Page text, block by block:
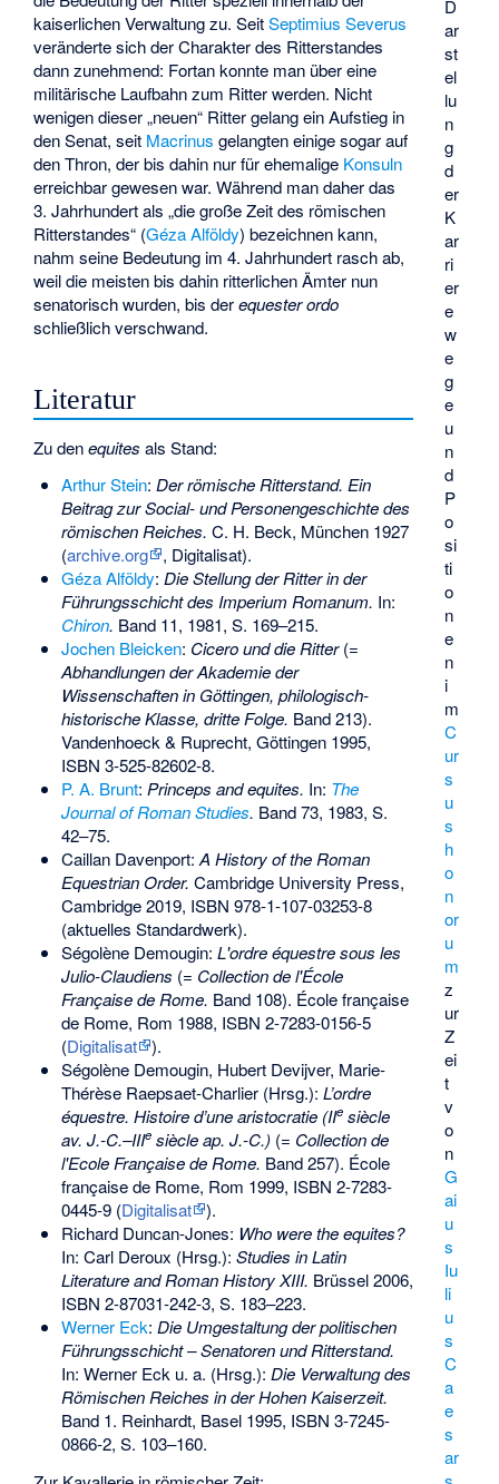
D
ar
st
el
lu
n
g
d
er
K
ar
ri
er
e
w
e
g
e
u
n
d
P
o
si
ti
o
n
e
n
i
m
C
ur
s
u
s
h
o
n
or
u
m
z
ur
Z
ei
t
v
o
n
G
ai
u
s
Iu
li
u
s
C
a
e
s
ar
kaiserlichen Verwaltung zu. SeitSeptimius Severus
veränderte sich der Charakter des Ritterstandes
dann zunehmend: Fortan konnte man über eine
militärische Laufbahn zum Ritter werden. Nicht
wenigen dieser „neuen“ Ritter gelang ein Aufstieg in
den Senat, seit Macrinus gelangten einige sogar auf
den Thron, der bis dahin nur für ehemalige Konsuln
erreichbar gewesen war. Während man daher das
3. Jahrhundert als „die große Zeit des römischen
Ritterstandes“ (Géza Alföldy) bezeichnen kann,
nahm seine Bedeutung im 4. Jahrhundert rasch ab,
weil die meisten bis dahin ritterlichen Ämter nun
senatorisch wurden, bis derequester ordo
schließlich verschwand.
Literatur
Zu denequites als Stand:
Arthur Stein: Der römische Ritterstand. Ein
Beitrag zur Social- und Personengeschichte des
römischen Reiches. C. H. Beck, München 1927
(archive.org
, Digitalisat).
Géza Alföldy: Die Stellung der Ritter in der
Führungsschicht des Imperium Romanum. In:
Chiron. Band 11, 1981, S. 169–215.
Jochen Bleicken: Cicero und die Ritter(=
Abhandlungen der Akademie der
Wissenschaften in Göttingen, philologisch-
historische Klasse, dritte Folge. Band 213).
Vandenhoeck & Ruprecht, Göttingen 1995,
ISBN 3-525-82602-8.
P. A. Brunt: Princeps and equites. In: The
Journal of Roman Studies. Band 73, 1983, S.
42–75.
Caillan Davenport: A History of the Roman
Equestrian Order. Cambridge University Press,
Cambridge 2019, ISBN 978-1-107-03253-8
(aktuelles Standardwerk).
Ségolène Demougin: L'ordre équestre sous les
Julio-Claudiens (= Collection de l'École
Française de Rome. Band 108). École française
de Rome, Rom 1988, ISBN 2-7283-0156-5
(Digitalisat
).
Ségolène Demougin, Hubert Devijver, Marie-
Thérèse Raepsaet-Charlier(Hrsg.): L’ordre
équestre. Histoire d’une aristocratie (IIesiècle
av. J.-C.–IIIesiècle ap. J.-C.)(= Collection de
l'Ecole Française de Rome. Band 257). École
française de Rome, Rom 1999, ISBN 2-7283-
0445-9(Digitalisat
).
Richard Duncan-Jones: Who were the equites?
In: Carl Deroux (Hrsg.): Studies in Latin
Literature and Roman History XIII. Brüssel 2006,
ISBN 2-87031-242-3, S. 183–223.
Werner Eck: Die Umgestaltung der politischen
Führungsschicht – Senatoren und Ritterstand.
In: Werner Eck u. a. (Hrsg.): Die Verwaltung des
Römischen Reiches in der Hohen Kaiserzeit.
Band 1. Reinhardt, Basel 1995, ISBN 3-7245-
0866-2, S. 103–160.